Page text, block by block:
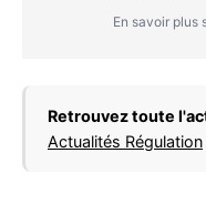
En savoir
Retrouvez toute
Actualités Régulation